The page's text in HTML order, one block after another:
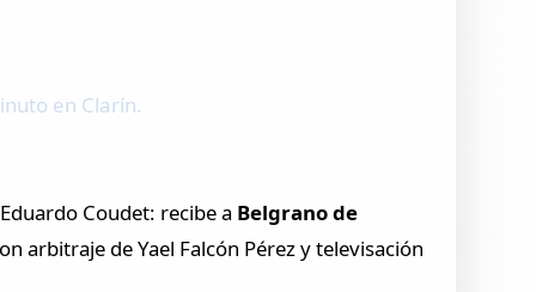
en Clarín.
Coudet: recibe a Belgrano de
arbitraje de Yael Falcón Pérez y televisación